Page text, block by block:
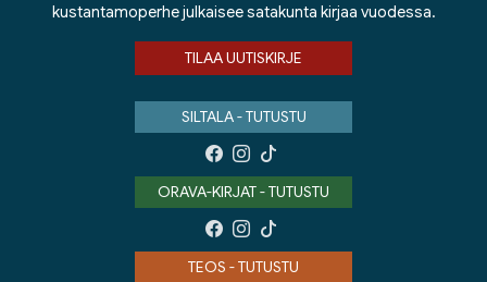
kustantamoperhe julkaisee satakunta kirjaa vuodessa.
TILAA UUTISKIRJE
SILTALA - TUTUSTU
ORAVA-KIRJAT - TUTUSTU
TEOS - TUTUSTU